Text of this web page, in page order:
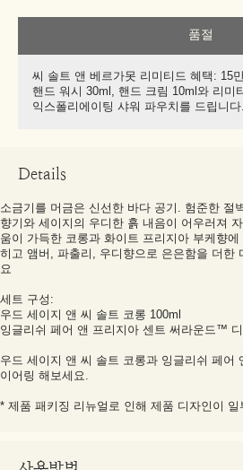
품절
씨 솔트 앤 베르가못 리미티드 혜택: 15
핸드 워시 30ml, 핸드 크림 10ml와 리미
익스폴리에이팅 샤워 파우치를 드립니다.
Details
소금기를 머금은 신선한 바다 공기. 험준한 절
향기와 세이지의 우디한 흙 내음이 어우러져
움이 가득한 코롱과 화이트 프리지아 부케향
히고 앰버, 파출리, 우디향으로 은은함을 더한
요
세트 구성:
우드 세이지 앤 씨 솔트 코롱 100ml
잉글리쉬 페어 앤 프리지아 센트 써라운드™ 디
우드 세이지 앤 씨 솔트 코롱과 잉글리쉬 페어
이어링 해보세요.
* 제품 패키징 리뉴얼로 인해 제품 디자인이